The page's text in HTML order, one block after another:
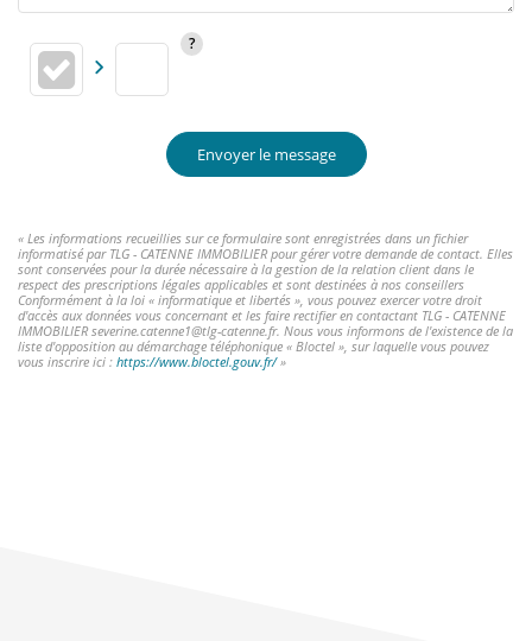
Envoyer le message
« Les informations recueillies sur ce formulaire sont enregistrées dans un fichier
informatisé par TLG - CATENNE IMMOBILIER pour gérer votre demande de contact. Elles
sont conservées pour la durée nécessaire à la gestion de la relation client dans le
respect des prescriptions légales applicables et sont destinées à nos conseillers
Conformément à la loi « informatique et libertés », vous pouvez exercer votre droit
d'accès aux données vous concernant et les faire rectifier en contactant TLG - CATENNE
IMMOBILIER severine.catenne1@tlg-catenne.fr. Nous vous informons de l'existence de la
liste d'opposition au démarchage téléphonique « Bloctel », sur laquelle vous pouvez
vous inscrire ici : https://www.bloctel.gouv.fr/»